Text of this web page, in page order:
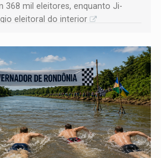
368 mil eleitores, enquanto Ji-
eleitoral do interior